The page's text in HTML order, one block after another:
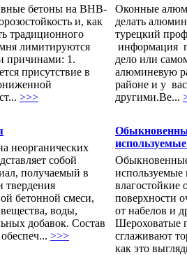
бетоны на ВНВ-
и, как
традиционного
лимитируются
причинами: 1.
присутствие в
>>>
неорганических
собой
получаемый в
твердения
бетонной смеси,
воды,
добавок. Состав
>>>
Оконные
делать
турецкий
информация
дело или
алюминевую
районе и у
другими.Ве...
влагостойкие
поверхности
от набелов и
Шероховатые
сглаживают
как это